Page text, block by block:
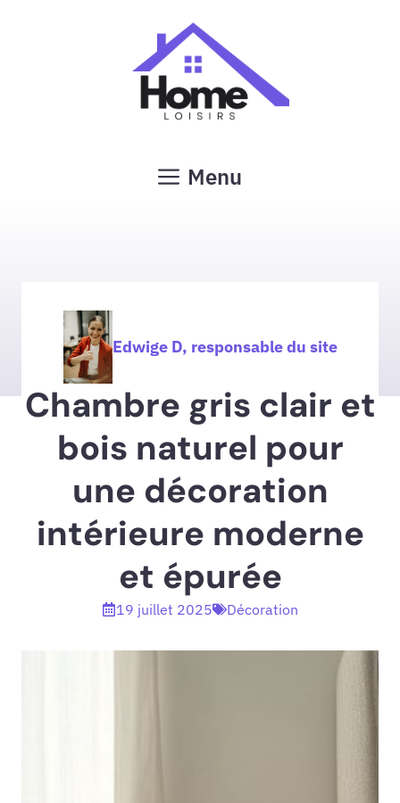
Menu
Edwige D, responsable du site
Chambre gris clair et
bois naturel pour
une décoration
intérieure moderne
et épurée
19 juillet 2025 Décoration